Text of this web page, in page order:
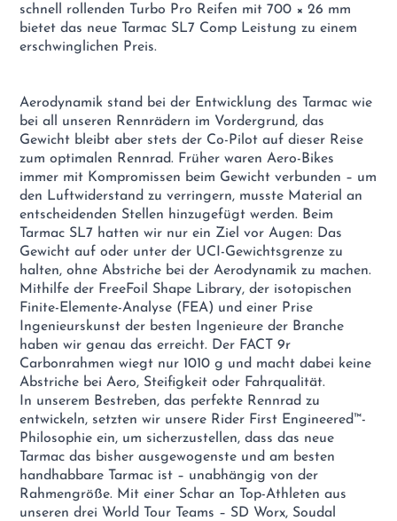
schnell rollenden Turbo Pro Reifen mit 700 × 26 mm
bietet das neue Tarmac SL7 Comp Leistung zu einem
erschwinglichen Preis.
Aerodynamik stand bei der Entwicklung des Tarmac wie
bei all unseren Rennrädern im Vordergrund, das
Gewicht bleibt aber stets der Co-Pilot auf dieser Reise
zum optimalen Rennrad. Früher waren Aero-Bikes
immer mit Kompromissen beim Gewicht verbunden – um
den Luftwiderstand zu verringern, musste Material an
entscheidenden Stellen hinzugefügt werden. Beim
Tarmac SL7 hatten wir nur ein Ziel vor Augen: Das
Gewicht auf oder unter der UCI-Gewichtsgrenze zu
halten, ohne Abstriche bei der Aerodynamik zu machen.
Mithilfe der FreeFoil Shape Library, der isotopischen
Finite-Elemente-Analyse (FEA) und einer Prise
Ingenieurskunst der besten Ingenieure der Branche
haben wir genau das erreicht. Der FACT 9r
Carbonrahmen wiegt nur 1010 g und macht dabei keine
Abstriche bei Aero, Steifigkeit oder Fahrqualität.
In unserem Bestreben, das perfekte Rennrad zu
entwickeln, setzten wir unsere Rider First Engineered™-
Philosophie ein, um sicherzustellen, dass das neue
Tarmac das bisher ausgewogenste und am besten
handhabbare Tarmac ist – unabhängig von der
Rahmengröße. Mit einer Schar an Top-Athleten aus
unseren drei World Tour Teams – SD Worx, Soudal